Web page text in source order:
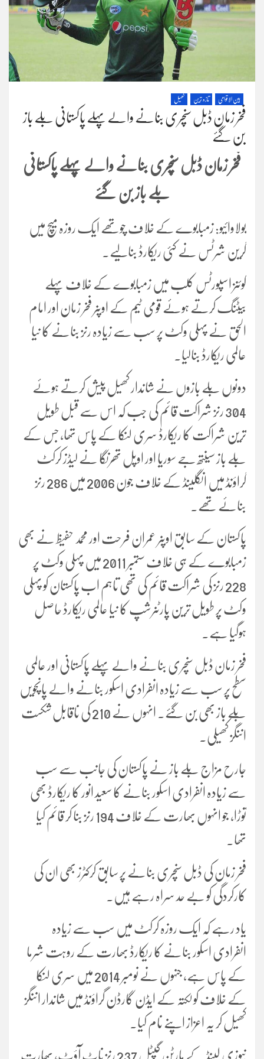
بین الاقوامی تازہ ترین کھیل
فخر زمان ڈبل سنچری بنانے والے پہلے پاکستانی بلے باز
بن گئے
فخر زمان ڈبل سنچری بنانے والے پہلے پاکستانی
بلے باز بن گئے
بولاوائیو: زمبابوے کے خلاف چوتھے ایک روزہ میچ میں
گرین شرٹس نے کئی ریکارڈ بنالیے۔
کوئنز اسپورٹس کلب میں زمبابوے کے خلاف پہلے
بیٹنگ کرتے ہوئے قومی ٹیم کے اوپنر فخر زمان اور امام
الحق نے پہلی وکٹ پر سب سے زیادہ رنز بنانے کا نیا
عالمی ریکارڈ بنالیا۔
دونوں بلے بازوں نے شاندار کھیل پیش کرتے ہوئے
304 رنز شراکت قائم کی جب کہ اس سے قبل طویل
ترین شراکت کا ریکارڈ سری لنکا کے پاس تھا، جس کے
بلے باز سینتھ جے سوریا اور اوپل تھرنگا نے لیڈز کرکٹ
گراؤنڈ میں انگلینڈ کے خلاف جون 2006 میں 286 رنز
بنائے تھے۔
پاکستان کے سابق اوپنر عمران فرحت اور محمد حفیظ نے بھی
زمبابوے کے ہی خلاف ستمبر 2011 میں پہلی وکٹ پر
228 رنز کی شراکت قائم کی تھی تاہم اب پاکستان کو پہلی
وکٹ پر طویل ترین پارٹنرشپ کا نیا عالمی ریکارڈ حاصل
ہوگیا ہے۔
فخر زمان ڈبل سنچری بنانے والے پہلے پاکستانی اور عالمی
سطح پر سب سے زیادہ انفرادی اسکور بنانے والے پانچویں
بلے باز بھی بن گئے۔ انہوں نے 210 کی ناقابل شکست
اننگز کھیلی۔
جارح مزاج بلے باز نے پاکستان کی جانب سے سب
سے زیادہ انفرادی اسکور بنانے کا سعید انور کا ریکارڈ بھی
توڑا، جو انہوں بھارت کے خلاف 194 رنز بنا کر قائم کیا
تھا۔
فخر زمان کی ڈبل سنچری بنانے پر سابق کرکٹرز بھی ان کی
کارکردگی کو بے حد سراہ رہے ہیں۔
یاد رہے کہ ایک روزہ کرکٹ میں سب سے زیادہ
انفرادی اسکور بنانے کا ریکارڈ بھارت کے روہت شرما
کے پاس ہے، جنہوں نے نومبر 2014 میں سری لنکا
کے خلاف کولکتہ کے ایڈن گارڈن گراؤنڈ میں شاندار اننگز
کھیل کر یہ اعزاز اپنے نام کیا۔
نیوزی لینڈ کے مارٹن گپٹل 237 رنز ناٹ آؤٹ، بھارت